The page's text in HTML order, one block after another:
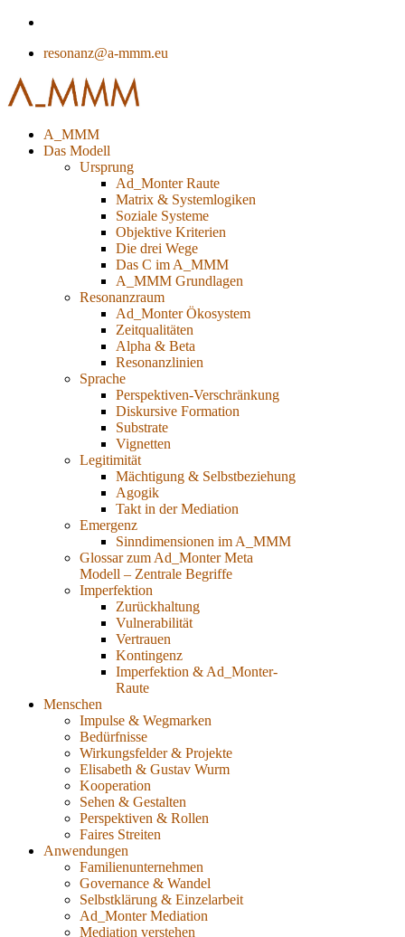
resonanz@a-mmm.eu
A_MMM
Das Modell
Ursprung
Ad_Monter Raute
Matrix & Systemlogiken
Soziale Systeme
Objektive Kriterien
Die drei Wege
Das C im A_MMM
A_MMM Grundlagen
Resonanzraum
Ad_Monter Ökosystem
Zeitqualitäten
Alpha & Beta
Resonanzlinien
Sprache
Perspektiven-Verschränkung
Diskursive Formation
Substrate
Vignetten
Legitimität
Mächtigung & Selbstbeziehung
Agogik
Takt in der Mediation
Emergenz
Sinndimensionen im A_MMM
Glossar zum Ad_Monter Meta
Modell – Zentrale Begriffe
Imperfektion
Zurückhaltung
Vulnerabilität
Vertrauen
Kontingenz
Imperfektion & Ad_Monter-
Raute
Menschen
Impulse & Wegmarken
Bedürfnisse
Wirkungsfelder & Projekte
Elisabeth & Gustav Wurm
Kooperation
Sehen & Gestalten
Perspektiven & Rollen
Faires Streiten
Anwendungen
Familienunternehmen
Governance & Wandel
Selbstklärung & Einzelarbeit
Ad_Monter Mediation
Mediation verstehen